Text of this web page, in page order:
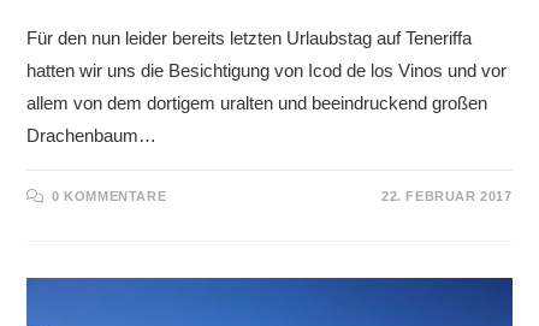
Für den nun leider bereits letzten Urlaubstag auf Teneriffa
hatten wir uns die Besichtigung von Icod de los Vinos und vor
allem von dem dortigem uralten und beeindruckend großen
Drachenbaum…
0 KOMMENTARE 22. FEBRUAR 2017